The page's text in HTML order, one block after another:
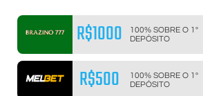
R$1000
100% SOBRE O 1º
DEPÓSITO
R$500
100% SOBRE O 1º
DEPÓSITO